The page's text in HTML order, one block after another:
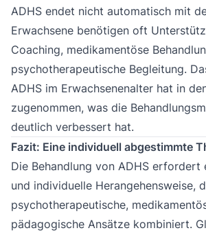
ADHS endet nicht automatisch mit
Erwachsene benötigen oft
Coaching, medikamentöse
psychotherapeutische Begleitung.
ADHS im Erwachsenenalter hat in
zugenommen, was die
deutlich verbessert hat.
Fazit: Eine individuell abgestimmte
Die Behandlung von ADHS erfordert
und individuelle Herangehensweise,
psychotherapeutische,
pädagogische Ansätze kombiniert.